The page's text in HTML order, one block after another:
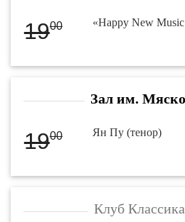
1900 «Happy New
Зал им.
1900 Ян Пу (тенор)
Клуб